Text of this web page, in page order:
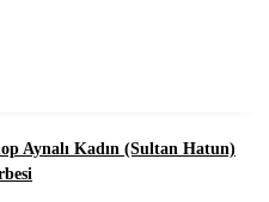
Aynalı Kadın (Sultan Hatun)